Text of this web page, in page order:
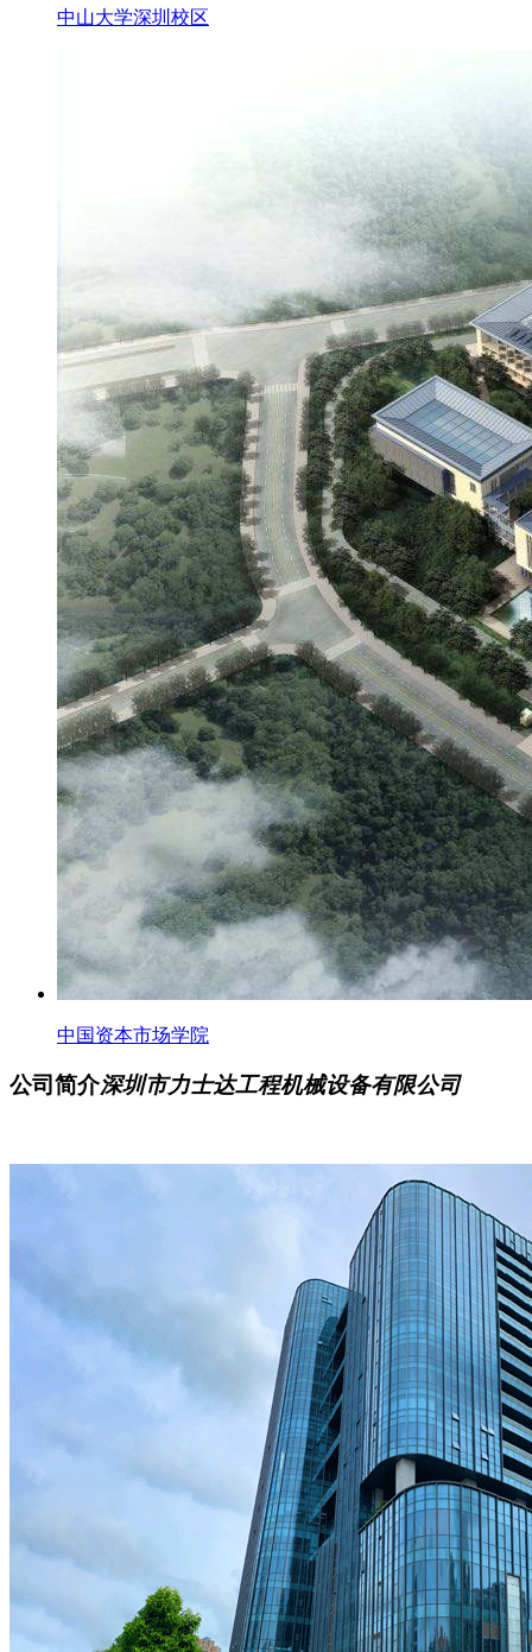
中山大学深圳校区
中国资本市场学院
公司简介深圳市力士达工程机械设备有限公司